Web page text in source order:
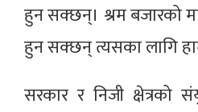
हुन सक्छन्। श्रम बजारको
हुन सक्छन् त्यसका लागि
सरकार र निजी क्षेत्रको